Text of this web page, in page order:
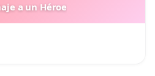
a un Héroe